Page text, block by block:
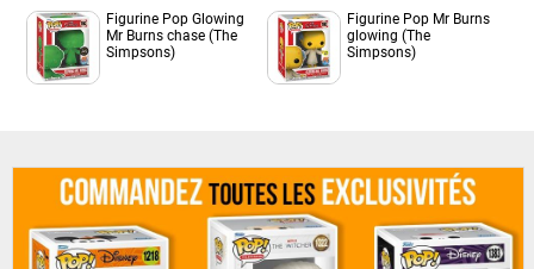
Figurine Pop Glowing
Mr Burns chase (The
Simpsons)
Figurine Pop Mr Burns
glowing (The
Simpsons)